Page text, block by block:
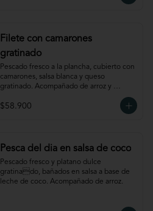
Filete con camarones
gratinado
Pescado fresco a la plancha, cubierto con
camarones, salsa blanca y queso
gratinado. Acompañado de arroz y
$58.900
Pesca del dia en salsa de coco
Pescado fresco y platano dulce
gratinado, bañados en salsa a base de
leche de coco. Acompañado de arroz.